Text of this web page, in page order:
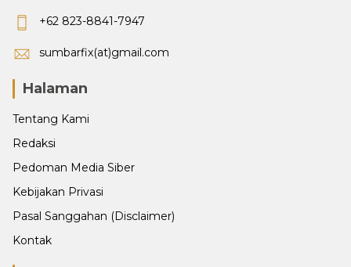
+62 823-8841-7947
sumbarfix(at)gmail.com
Halaman
Tentang Kami
Redaksi
Pedoman Media Siber
Kebijakan Privasi
Pasal Sanggahan (Disclaimer)
Kontak